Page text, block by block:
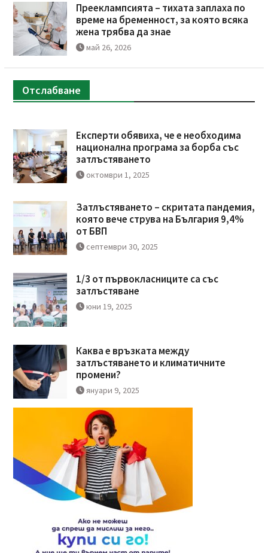
Прееклампсията – тихата заплаха по
време на бременност, за която всяка
жена трябва да знае
май 26, 2026
Отслабване
Експерти обявиха, че е необходима
национална програма за борба със
затлъстяването
октомври 1, 2025
Затлъстяването – скритата пандемия,
която вече струва на България 9,4%
от БВП
септември 30, 2025
1/3 от първокласниците са със
затлъстяване
юни 19, 2025
Каква е връзката между
затлъстяването и климатичните
промени?
януари 9, 2025